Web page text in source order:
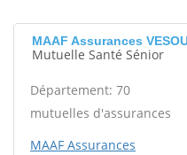
MAAF Assurances
Mutuelle Santé Sénior
Département: 70
mutuelles d'assurances
MAAF Assurances